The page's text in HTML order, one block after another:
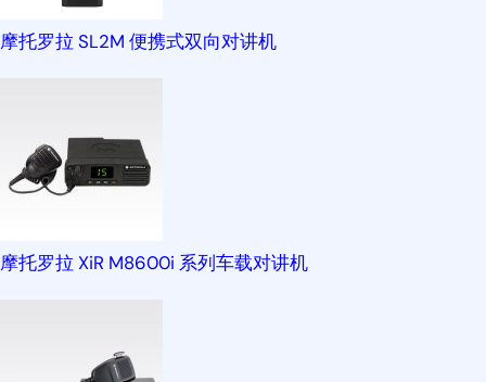
摩托罗拉 SL2M 便携式双向对讲机
摩托罗拉 XiR M8600i 系列车载对讲机